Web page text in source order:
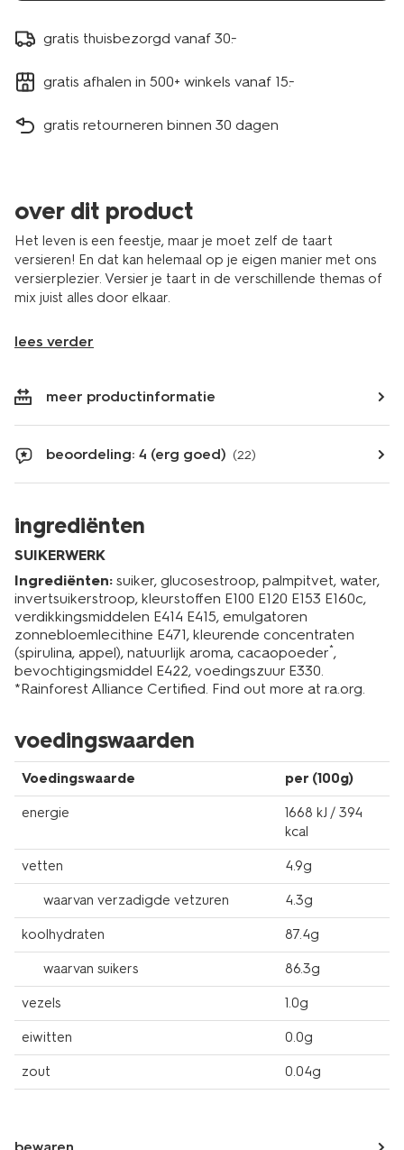
gratis thuisbezorgd vanaf 30.-
gratis afhalen in 500+ winkels vanaf 15.-
gratis retourneren binnen 30 dagen
over dit product
Het leven is een feestje, maar je moet zelf de taart
versieren! En dat kan helemaal op je eigen manier met ons
versierplezier. Versier je taart in de verschillende themas of
mix juist alles door elkaar.
lees verder
meer productinformatie
beoordeling: 4 (erg goed) (22)
ingrediënten
SUIKERWERK
Ingrediënten: suiker, glucosestroop, palmpitvet, water,
invertsuikerstroop, kleurstoffen E100 E120 E153 E160c,
verdikkingsmiddelen E414 E415, emulgatoren
zonnebloemlecithine E471, kleurende concentraten
(spirulina, appel), natuurlijk aroma, cacaopoeder*,
bevochtigingsmiddel E422, voedingszuur E330.
*Rainforest Alliance Certified. Find out more at ra.org.
voedingswaarden
Voedingswaarde per (100g)
energie
1668 kJ / 394
kcal
vetten 4.9g
waarvan verzadigde vetzuren 4.3g
koolhydraten 87.4g
waarvan suikers 86.3g
vezels 1.0g
eiwitten 0.0g
zout 0.04g